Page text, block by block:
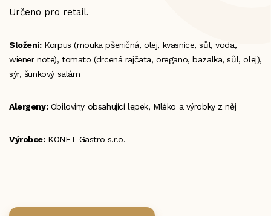
Určeno pro retail.
Složení:Korpus (mouka pšeničná, olej, kvasnice, sůl, voda,
wiener note), tomato (drcená rajčata, oregano, bazalka, sůl, olej),
sýr, šunkový salám
Alergeny:Obiloviny obsahující lepek, Mléko a výrobky z něj
Výrobce:KONET Gastro s.r.o.